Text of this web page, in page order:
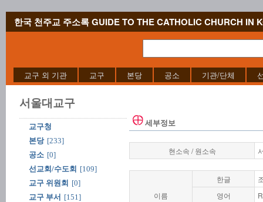
한국 천주교 주소록 GUIDE TO THE CATHOLIC CHURCH IN
교구 외 기관 교구 본당 공소 기관/단체
서울대교구
교구청
본당 [233]
공소 [0]
선교회/수도회 [109]
교구 위원회 [0]
교구 부서 [151]
세부정보
현소속 / 원소속
이름
한글
영어